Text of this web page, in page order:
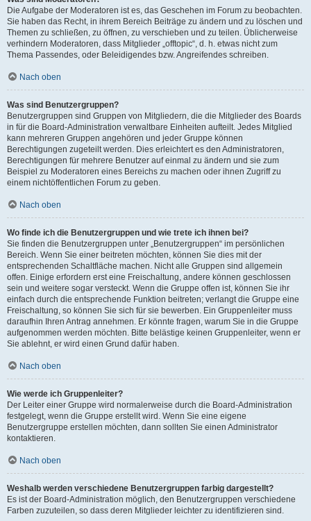
Die Aufgabe der Moderatoren ist es, das Geschehen im Forum zu beobachten.
Sie haben das Recht, in ihrem Bereich Beiträge zu ändern und zu löschen und
Themen zu schließen, zu öffnen, zu verschieben und zu teilen. Üblicherweise
verhindern Moderatoren, dass Mitglieder „offtopic“, d. h. etwas nicht zum
Thema Passendes, oder Beleidigendes bzw. Angreifendes schreiben.
Nach oben
Was sind Benutzergruppen?
Benutzergruppen sind Gruppen von Mitgliedern, die die Mitglieder des Boards
in für die Board-Administration verwaltbare Einheiten aufteilt. Jedes Mitglied
kann mehreren Gruppen angehören und jeder Gruppe können
Berechtigungen zugeteilt werden. Dies erleichtert es den Administratoren,
Berechtigungen für mehrere Benutzer auf einmal zu ändern und sie zum
Beispiel zu Moderatoren eines Bereichs zu machen oder ihnen Zugriff zu
einem nichtöffentlichen Forum zu geben.
Nach oben
Wo finde ich die Benutzergruppen und wie trete ich ihnen bei?
Sie finden die Benutzergruppen unter „Benutzergruppen“ im persönlichen
Bereich. Wenn Sie einer beitreten möchten, können Sie dies mit der
entsprechenden Schaltfläche machen. Nicht alle Gruppen sind allgemein
offen. Einige erfordern erst eine Freischaltung, andere können geschlossen
sein und weitere sogar versteckt. Wenn die Gruppe offen ist, können Sie ihr
einfach durch die entsprechende Funktion beitreten; verlangt die Gruppe eine
Freischaltung, so können Sie sich für sie bewerben. Ein Gruppenleiter muss
daraufhin Ihren Antrag annehmen. Er könnte fragen, warum Sie in die Gruppe
aufgenommen werden möchten. Bitte belästige keinen Gruppenleiter, wenn er
Sie ablehnt, er wird einen Grund dafür haben.
Nach oben
Wie werde ich Gruppenleiter?
Der Leiter einer Gruppe wird normalerweise durch die Board-Administration
festgelegt, wenn die Gruppe erstellt wird. Wenn Sie eine eigene
Benutzergruppe erstellen möchten, dann sollten Sie einen Administrator
kontaktieren.
Nach oben
Weshalb werden verschiedene Benutzergruppen farbig dargestellt?
Es ist der Board-Administration möglich, den Benutzergruppen verschiedene
Farben zuzuteilen, so dass deren Mitglieder leichter zu identifizieren sind.